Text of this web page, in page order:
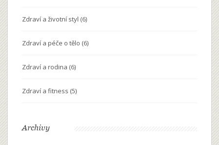
Zdraví a životní styl (6)
Zdraví a péče o tělo (6)
Zdraví a rodina (6)
Zdraví a fitness (5)
Archivy